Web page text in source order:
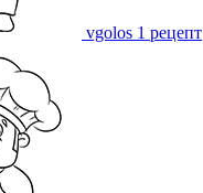
vgolos 1 рецепт